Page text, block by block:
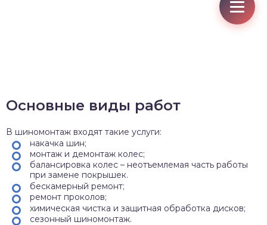
Основные виды работ
В шиномонтаж входят такие услуги:
накачка шин;
монтаж и демонтаж колес;
балансировка колес – неотъемлемая часть работы
при замене покрышек.
бескамерный ремонт;
ремонт проколов;
химическая чистка и защитная обработка дисков;
сезонный шиномонтаж.